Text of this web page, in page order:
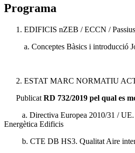
Programa
EDIFICIS nZEB / ECCN / Passius
a. Conceptes Bàsics i introducció
ESTAT MARC NORMATIU
Publicat RD 732/2019 pel qual es
a. Directiva Europea 2010/31 / UE.
Energètica Edificis
b. CTE DB HS3. Qualitat Aire